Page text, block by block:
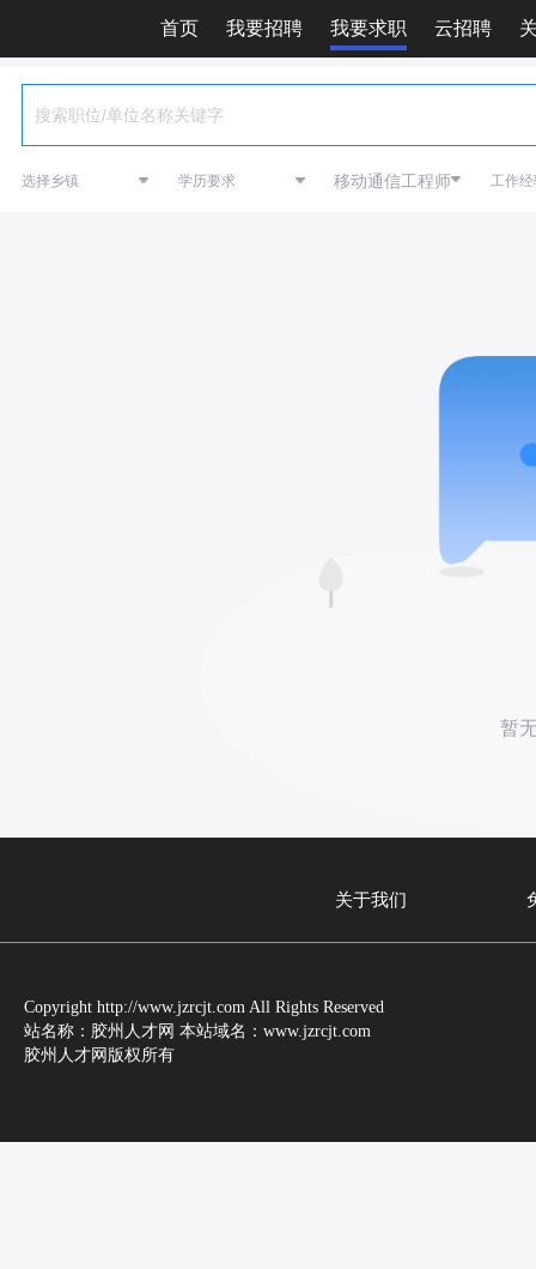
首页 我要招聘 我要求职 云招聘
移动通信工程师
暂
关于我们
Copyright http://www.jzrcjt.com All Rights Reserved
站名称：胶州人才网 本站域名：www.jzrcjt.com
胶州人才网版权所有